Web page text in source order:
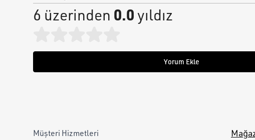
6 üzerinden 0.0yıldız
Yorum Ekle
Müşteri Hizmetleri